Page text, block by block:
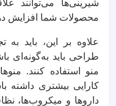
شیرینی‌ها می‌توانند
محصولات شما افزایش
علاوه بر این، باید
طراحی باید به‌گونه‌ای
منو استفاده کنند.
کارایی بیشتری داشته
داروها و میکروب‌ها،